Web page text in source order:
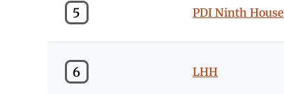
5 PDI Ninth House
6 LHH